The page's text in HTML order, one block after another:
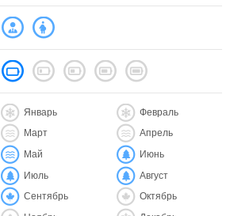
Январь Февраль
Март Апрель
Май Июнь
Июль Август
Сентябрь Октябрь